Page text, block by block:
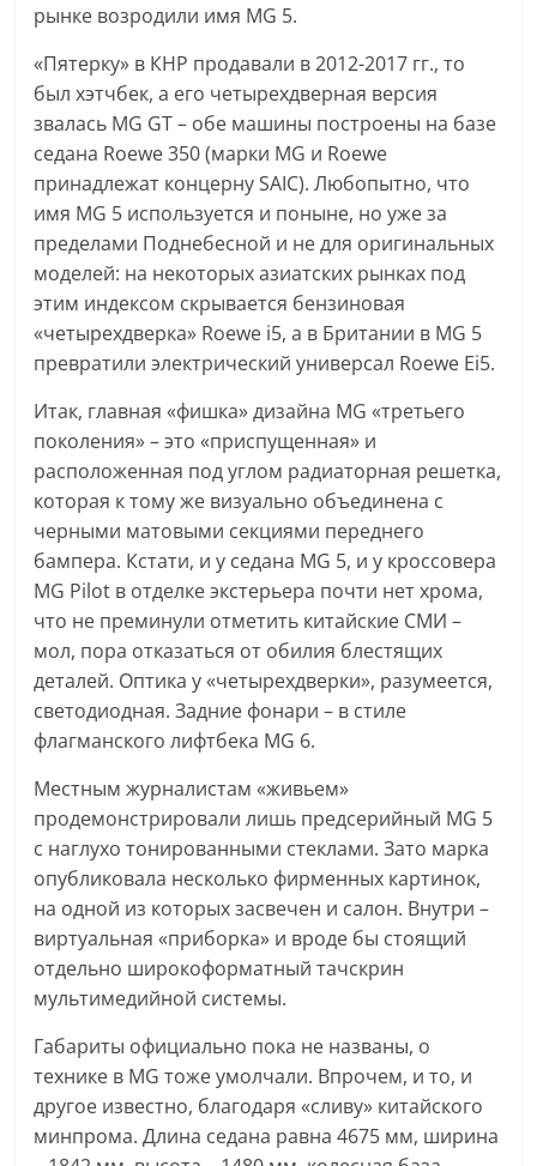
рынке возродили имя MG 5.
«Пятерку» в КНР продавали в 2012-2017 гг., то
был хэтчбек, а его четырехдверная версия
звалась MG GT – обе машины построены на базе
седана Roewe 350 (марки MG и Roewe
принадлежат концерну SAIC). Любопытно, что
имя MG 5 используется и поныне, но уже за
пределами Поднебесной и не для оригинальных
моделей: на некоторых азиатских рынках под
этим индексом скрывается бензиновая
«четырехдверка» Roewe i5, а в Британии в MG 5
превратили электрический универсал Roewe Ei5.
Итак, главная «фишка» дизайна MG «третьего
поколения» – это «приспущенная» и
расположенная под углом радиаторная решетка,
которая к тому же визуально объединена с
черными матовыми секциями переднего
бампера. Кстати, и у седана MG 5, и у кроссовера
MG Pilot в отделке экстерьера почти нет хрома,
что не преминули отметить китайские СМИ –
мол, пора отказаться от обилия блестящих
деталей. Оптика у «четырехдверки», разумеется,
светодиодная. Задние фонари – в стиле
флагманского лифтбека MG 6.
Местным журналистам «живьем»
продемонстрировали лишь предсерийный MG 5
с наглухо тонированными стеклами. Зато марка
опубликовала несколько фирменных картинок,
на одной из которых засвечен и салон. Внутри –
виртуальная «приборка» и вроде бы стоящий
отдельно широкоформатный тачскрин
мультимедийной системы.
Габариты официально пока не названы, о
технике в MG тоже умолчали. Впрочем, и то, и
другое известно, благодаря «сливу» китайского
минпрома. Длина седана равна 4675 мм, ширина